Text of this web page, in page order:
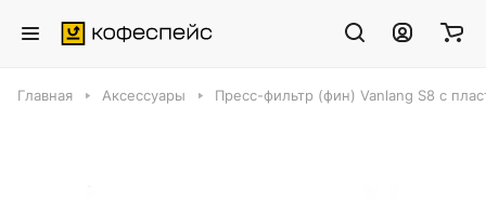
Главная Аксессуары Пресс-фильтр (фин) Vanlang S8 с